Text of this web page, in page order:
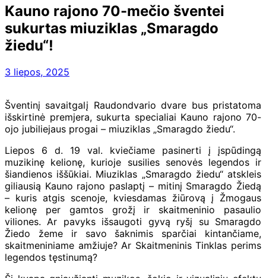
Kauno rajono 70-mečio šventei
sukurtas miuziklas „Smaragdo
žiedu“!
3 liepos, 2025
Šventinį savaitgalį Raudondvario dvare bus pristatoma
išskirtinė premjera, sukurta specialiai Kauno rajono 70-
ojo jubiliejaus progai – miuziklas „Smaragdo žiedu“.
Liepos 6 d. 19 val. kviečiame pasinerti į įspūdingą
muzikinę kelionę, kurioje susilies senovės legendos ir
šiandienos iššūkiai. Miuziklas „Smaragdo žiedu“ atskleis
giliausią Kauno rajono paslaptį – mitinį Smaragdo Žiedą
– kuris atgis scenoje, kviesdamas žiūrovą į Žmogaus
kelionę per gamtos grožį ir skaitmeninio pasaulio
viliones. Ar pavyks išsaugoti gyvą ryšį su Smaragdo
Žiedo žeme ir savo šaknimis sparčiai kintančiame,
skaitmeniniame amžiuje? Ar Skaitmeninis Tinklas perims
legendos tęstinumą?